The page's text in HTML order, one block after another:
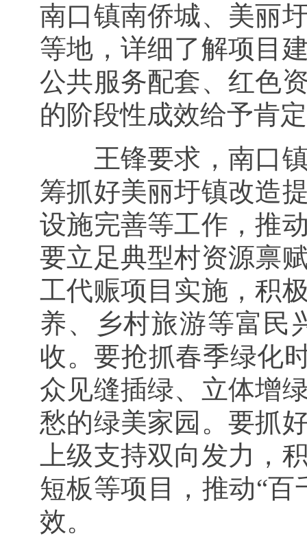
南口镇南侨城、美丽
等地，详细了解项目
公共服务配套、红色
的阶段性成效给予肯
王锋要求，南口
筹抓好美丽圩镇改造
设施完善等工作，推
要立足典型村资源禀
工代赈项目实施，积
养、乡村旅游等富民
收。要抢抓春季绿化
众见缝插绿、立体增
愁的绿美家园。要抓
上级支持双向发力，
短板等项目，推动“
效。